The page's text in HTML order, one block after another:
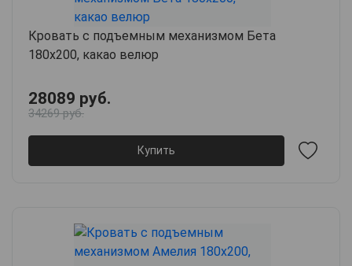
Кровать с подъемным механизмом Бета
180х200, какао велюр
28089 руб.
34269 руб.
Купить